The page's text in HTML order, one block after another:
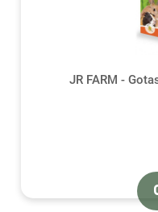
JR FARM -